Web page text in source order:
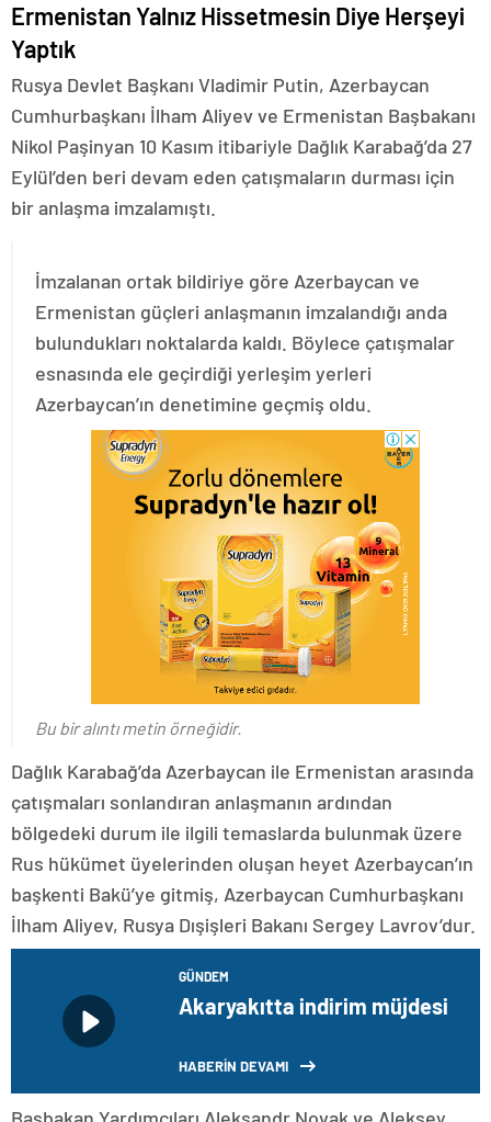
Ermenistan Yalnız Hissetmesin Diye Herşeyi
Yaptık
Rusya Devlet Başkanı Vladimir Putin, Azerbaycan
Cumhurbaşkanı İlham Aliyev ve Ermenistan Başbakanı
Nikol Paşinyan 10 Kasım itibariyle Dağlık Karabağ’da 27
Eylül’den beri devam eden çatışmaların durması için
bir anlaşma imzalamıştı.
İmzalanan ortak bildiriye göre Azerbaycan ve
Ermenistan güçleri anlaşmanın imzalandığı anda
bulundukları noktalarda kaldı. Böylece çatışmalar
esnasında ele geçirdiği yerleşim yerleri
Azerbaycan’ın denetimine geçmiş oldu.
Bu bir alıntı metin örneğidir.
Dağlık Karabağ’da Azerbaycan ile Ermenistan arasında
çatışmaları sonlandıran anlaşmanın ardından
bölgedeki durum ile ilgili temaslarda bulunmak üzere
Rus hükümet üyelerinden oluşan heyet Azerbaycan’ın
başkenti Bakü’ye gitmiş, Azerbaycan Cumhurbaşkanı
İlham Aliyev, Rusya Dışişleri Bakanı Sergey Lavrov’dur.
GÜNDEM
Akaryakıtta indirim müjdesi
HABERİN DEVAMI